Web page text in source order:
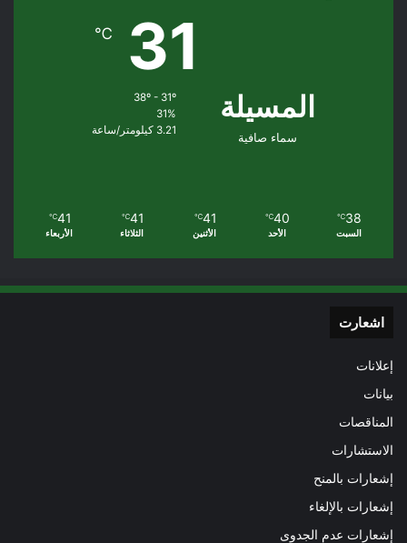
المسيلة
سماء صافية
31
℃
31%
3.21 كيلومتر/ساعة
38
℃
السبت
40
℃
الأحد
41
℃
الأثنين
41
℃
الثلاثاء
41
℃
الأربعاء
اشعارت
إعلانات
بيانات
المناقصات
الاستشارات
إشعارات بالمنح
إشعارات بالإلغاء
إشعارات عدم الجدوى